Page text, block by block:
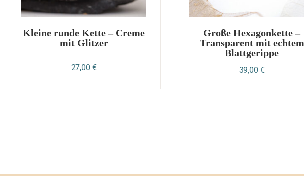
Kleine runde Kette – Creme
mit Glitzer
27,00 €
Große Hexagonkette –
Transparent mit echtem
Blattgerippe
39,00 €